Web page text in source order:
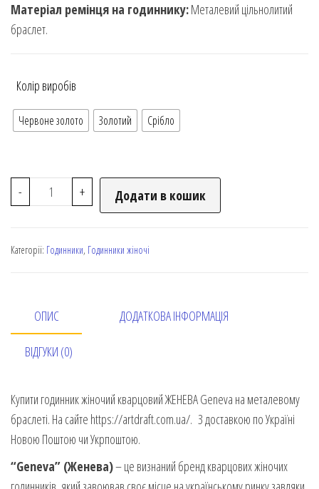
Матеріал ремінця на годиннику:Металевий цільнолитий
браслет.
Колір виробів
Червоне золото Золотий Срібло
- + Додати в кошик
Категорії: Годинники, Годинники жіночі
ОПИС ДОДАТКОВА ІНФОРМАЦІЯ
ВІДГУКИ (0)
Купити годинник жіночий кварцовий ЖЕНЕВА Geneva на металевому
браслеті. На сайте https://artdraft.com.ua/. З доставкою по Україні
Новою Поштою чи Укрпоштою.
“Geneva” (Женева)– це визнаний бренд кварцових жіночих